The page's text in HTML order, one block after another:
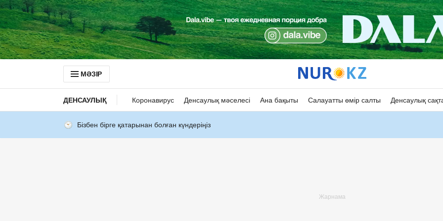
МӘЗІР
ДЕНСАУЛЫҚ Коронавирус Денсаулық мәселесі Ана бақыты Салауатты өмір салты Денсаулық
Бізбен бірге қатарынан болған күндеріңіз